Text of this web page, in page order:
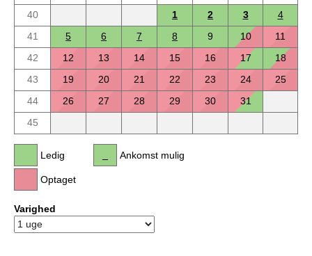
40
1 2 3
4
41
5 6 7 8 9 10
11
42
12 13 14 15 16 17
18
43
19 20 21 22 23 24
25
44
26 27 28 29 30
31
45
Ledig
Optaget
Ankomst mulig
Varighed